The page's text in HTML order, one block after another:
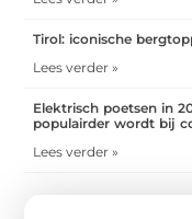
Tirol: iconische
Lees verder »
Elektrisch poetsen in
populairder wordt bij
Lees verder »